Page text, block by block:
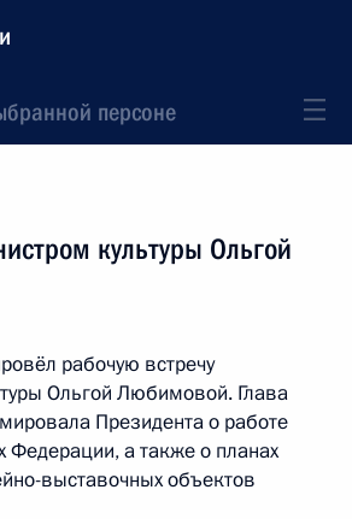
персоне
культуры Ольгой
рабочую встречу
Ольгой Любимовой. Глава
Президента о работе
Федерации, а также о планах
выставочных объектов